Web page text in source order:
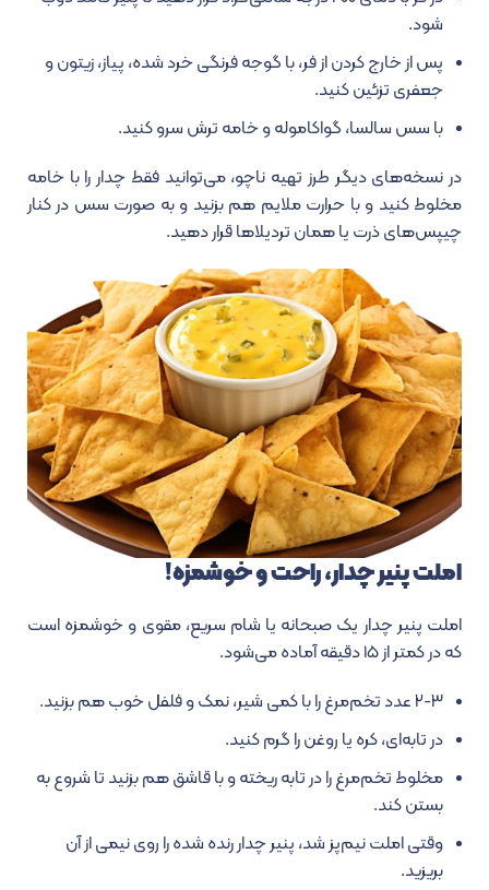
شود.
پس از خارج کردن از فر، با گوجه فرنگی خرد شده، پیاز، زیتون و
جعفری تزئین کنید.
با سس سالسا، گواکاموله و خامه ترش سرو کنید.
در نسخه‌های دیگر طرز تهیه ناچو، می‌توانید فقط چدار را با خامه
مخلوط کنید و با حرارت ملایم هم بزنید و به صورت سس در کنار
چیپس‌های ذرت یا همان تردیلاها قرار دهید.
املت پنیر چدار، راحت و خوشمزه!
املت پنیر چدار یک صبحانه یا شام سریع، مقوی و خوشمزه است
که در کمتر از ۱۵ دقیقه آماده می‌شود.
۲-۳ عدد تخم‌مرغ را با کمی شیر، نمک و فلفل خوب هم بزنید.
در تابه‌ای، کره یا روغن را گرم کنید.
مخلوط تخم‌مرغ را در تابه ریخته و با قاشق هم بزنید تا شروع به
بستن کند.
وقتی املت نیم‌پز شد، پنیر چدار رنده شده را روی نیمی از آن
بریزید.